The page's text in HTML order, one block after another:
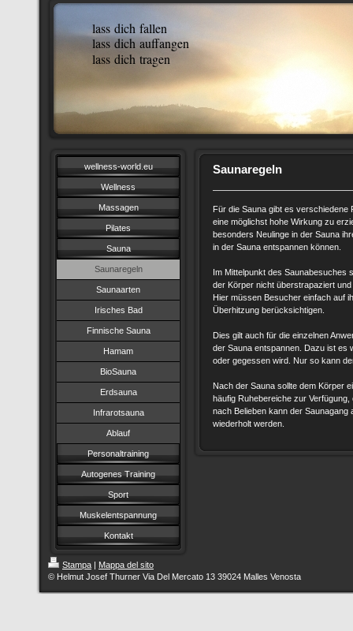
lass dich fallen
lass dich auffangen
lass dich tragen
wellness-world.eu
Wellness
Massagen
Pilates
Sauna
Saunaregeln
Saunaarten
Irisches Bad
Finnische Sauna
Hamam
BioSauna
Erdsauna
Infrarotsauna
Ablauf
Personaltraining
Autogenes Training
Sport
Muskelentspannung
Kontakt
Saunaregeln
Für die Sauna gibt es verschiedene
eine möglichst hohe Wirkung zu
besonders Neulinge in der Sauna
in der Sauna entspannen können.
Im Mittelpunkt des Saunabesuches
der Körper nicht überstrapaziert
Hier müssen Besucher einfach auf
Überhitzung berücksichtigen.
Dies gilt auch für die einzelnen
der Sauna entspannen. Dazu ist es
oder gegessen wird. Nur so kann
Nach der Sauna sollte dem Körper
häufig Ruhebereiche zur
nach Belieben kann der
wiederholt werden.
Stampa | Mappa del sito
© Helmut Josef Thurner Via Del Mercato 13 39024 Malles Venosta